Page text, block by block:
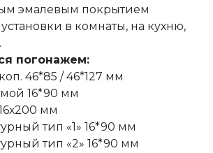
эмалевым покрытием
в комнаты, на кухню,
погонажем:
46*85 / 46*127 мм
16*90 мм
мм
тип «1» 16*90 мм
тип «2» 16*90 мм